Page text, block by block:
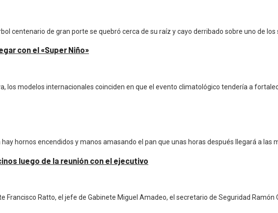
centenario de gran porte se quebró cerca de su raíz y cayo derribado sobre uno de los
con el «Super Niño»
modelos internacionales coinciden en que el evento climatológico tendería a
hornos encendidos y manos amasando el pan que unas horas después llegará a las
luego de la reunión con el ejecutivo
Francisco Ratto, el jefe de Gabinete Miguel Amadeo, el secretario de Seguridad